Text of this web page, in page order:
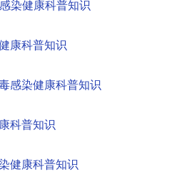
染健康科普知识
康科普知识
感染健康科普知识
科普知识
健康科普知识